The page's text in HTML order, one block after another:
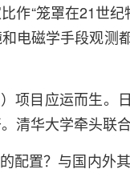
作“笼罩在21世
电磁学手段观
项目应运而生。
清华大学牵头联
配置？与国内外